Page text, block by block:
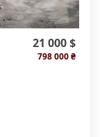
21 000 $
798 000 ₴